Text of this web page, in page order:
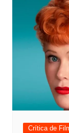
Crítica de